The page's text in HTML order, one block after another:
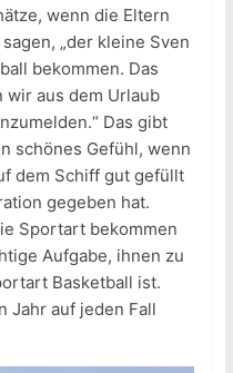
wenn die Eltern
„der kleine Sven
bekommen. Das
wir aus dem Urlaub
Das gibt
schönes Gefühl, wenn
dem Schiff gut gefüllt
gegeben hat.
Sportart bekommen
Aufgabe, ihnen zu
Basketball ist.
Jahr auf jeden Fall